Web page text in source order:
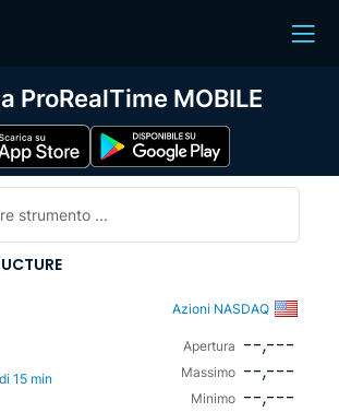
strumento ...
Azioni NASDAQ
15 min
Apertura --,---
Massimo --,---
Minimo --,---
ProRealTime MOBILE